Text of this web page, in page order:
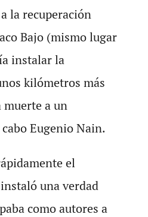
la recuperación
Bajo (mismo lugar
instalar la
kilómetros más
a un
Eugenio Nain.
el
una verdad
como autores a